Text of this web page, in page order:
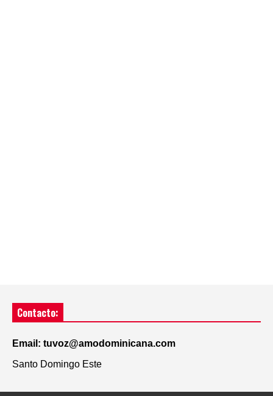
Contacto:
Email: tuvoz@amodominicana.com
Santo Domingo Este